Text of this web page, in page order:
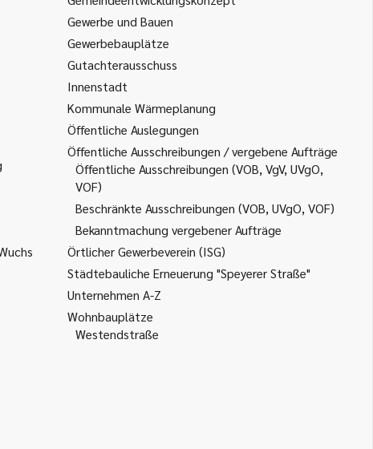
Gewerbe und Bauen
Gewerbebauplätze
Gutachterausschuss
Innenstadt
Kommunale Wärmeplanung
Öffentliche Auslegungen
Öffentliche Ausschreibungen / vergebene Aufträge
Öffentliche Ausschreibungen (VOB, VgV, UVgO,
VOF)
Beschränkte Ausschreibungen (VOB, UVgO, VOF)
Bekanntmachung vergebener Aufträge
Örtlicher Gewerbeverein (ISG)
Städtebauliche Erneuerung "Speyerer Straße"
Unternehmen A-Z
Wohnbauplätze
Westendstraße